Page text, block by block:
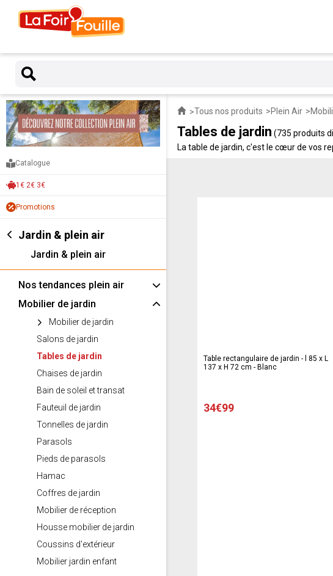
Catalogue
1€ 2€ 3€
Promotions
Jardin & plein air
Jardin & plein air
Nos tendances plein air
Mobilier de jardin
Mobilier de jardin
Salons de jardin
Tables de jardin
Chaises de jardin
Bain de soleil et transat
Fauteuil de jardin
Tonnelles de jardin
Parasols
Pieds de parasols
Hamac
Coffres de jardin
Mobilier de réception
Housse mobilier de jardin
Coussins d'extérieur
Mobilier jardin enfant
Tous nos produits Plein Air
Tables de jardin (735 produits
La table de jardin, c'est le cœur de vos
Table rectangulaire de jardin - l 85 x L
137 x H 72 cm - Blanc
34€99